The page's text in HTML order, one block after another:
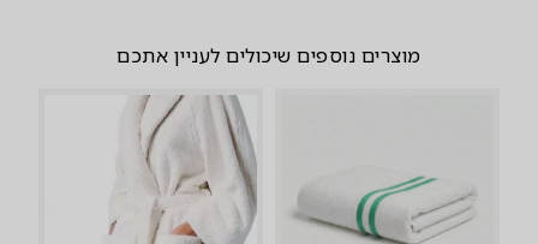
מוצרים נוספים שיכולים לעניין אתכם